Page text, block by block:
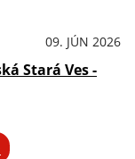
09. JÚN 2026
Stará Ves -